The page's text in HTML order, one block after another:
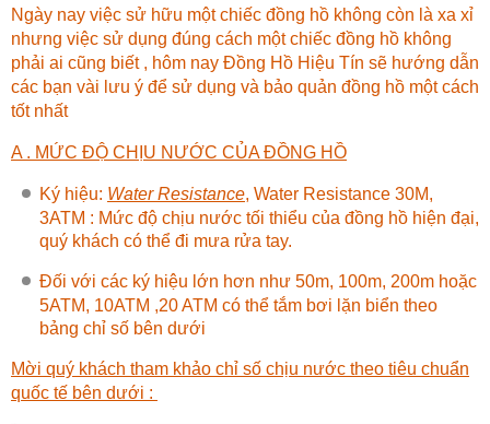
Ngày nay việc sử hữu một chiếc đồng hồ không còn là xa xỉ
nhưng việc sử dụng đúng cách một chiếc đồng hồ không
phải ai cũng biết , hôm nay Đồng Hồ Hiệu Tín sẽ hướng dẫn
các bạn vài lưu ý để sử dụng và bảo quản đồng hồ một cách
tốt nhất
A . MỨC ĐỘ CHỊU NƯỚC CỦA ĐỒNG HỒ
Ký hiệu: Water Resistance, Water Resistance 30M,
3ATM : Mức độ chịu nước tối thiểu của đồng hồ hiện đại,
quý khách có thể đi mưa rửa tay.
Đối với các ký hiệu lớn hơn như 50m, 100m, 200m hoặc
5ATM, 10ATM ,20 ATM có thể tắm bơi lặn biển theo
bảng chỉ số bên dưới
Mời quý khách tham khảo chỉ số chịu nước theo tiêu chuẩn
quốc tế bên dưới :